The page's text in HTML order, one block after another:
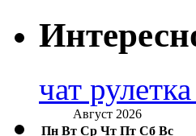
чат
Август 2026
Пн Вт Ср Чт Пт Сб Вс